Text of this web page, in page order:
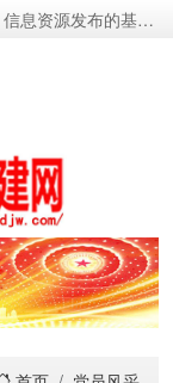
全国基层党建网——全国性党建工作学习交流、信息资源发布的基层党建新闻门户网